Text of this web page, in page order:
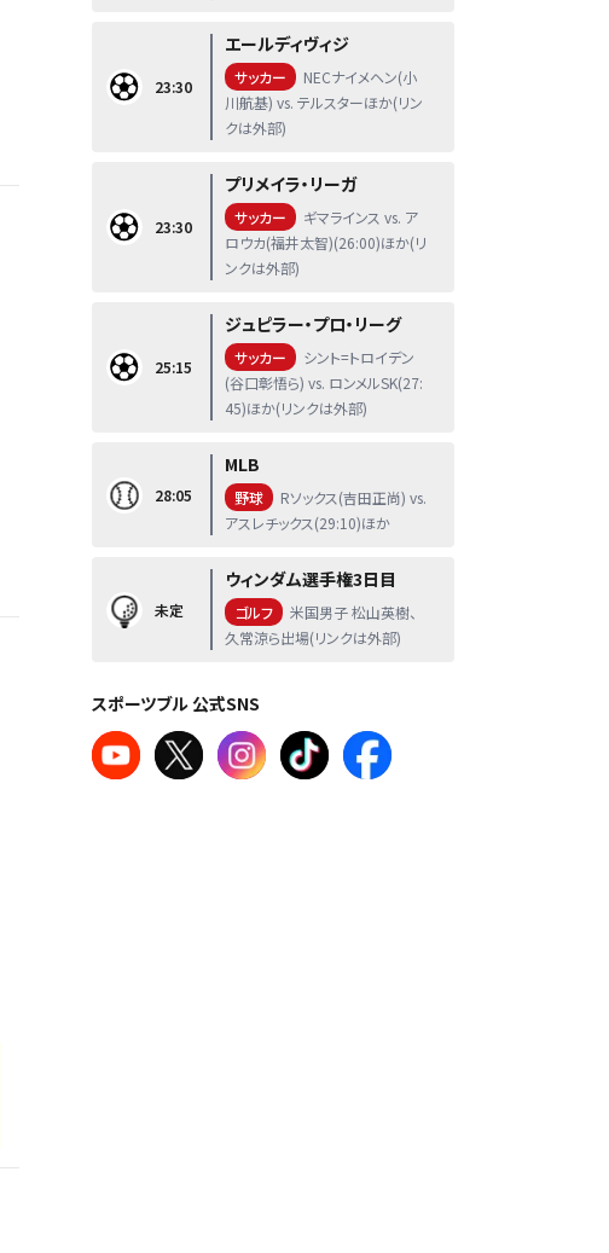
23:30
エールディヴィジ
サッカー
NECナイメヘン(小
川航基) vs. テルスターほか(リン
クは外部)
23:30
プリメイラ・リーガ
サッカー
ギマラインス vs. ア
ロウカ(福井太智)(26:00)ほか(リ
ンクは外部)
25:15
ジュピラー・プロ・リーグ
サッカー
シント=トロイデン
(谷口彰悟ら) vs. ロンメルSK(27:
45)ほか(リンクは外部)
28:05
MLB
野球
Rソックス(吉田正尚) vs.
アスレチックス(29:10)ほか
未定
ウィンダム選手権3日目
ゴルフ
米国男子 松山英樹、
久常涼ら出場(リンクは外部)
スポーツブル 公式SNS